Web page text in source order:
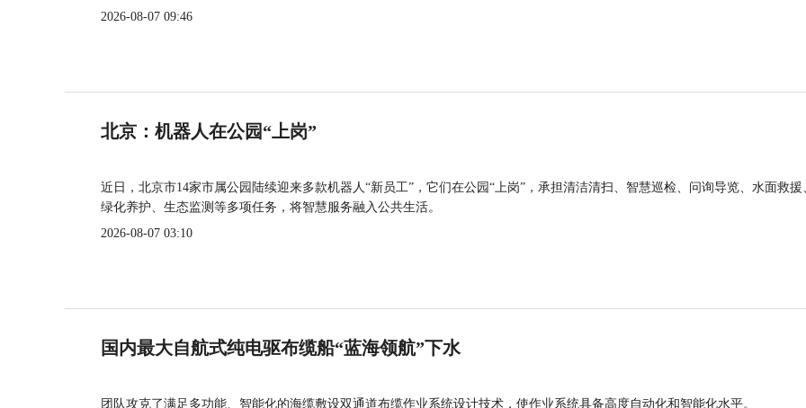
2026-08-07 09:46
北京：机器人在公园“上岗”
近日，北京市14家市属公园陆续迎来多款机器人“新员工”，它们在公园“上岗”，承担清洁清扫、智慧巡检、问询导览、水面救援
绿化养护、生态监测等多项任务，将智慧服务融入公共生活。
2026-08-07 03:10
国内最大自航式纯电驱布缆船“蓝海领航”下水
团队攻克了满足多功能、智能化的海缆敷设双通道布缆作业系统设计技术，使作业系统具备高度自动化和智能化水平。